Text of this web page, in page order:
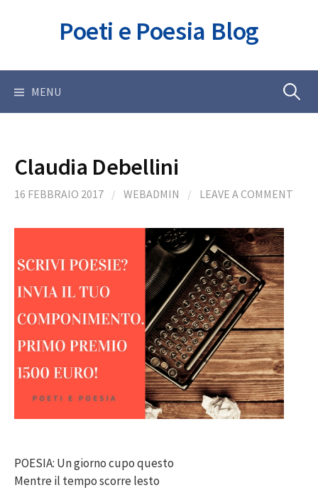
Poeti e Poesia Blog
MENU Ricerca
Claudia Debellini
16 FEBBRAIO 2017 / WEBADMIN / LEAVE A COMMENT
POESIA: Un giorno cupo questo
Mentre il tempo scorre lesto